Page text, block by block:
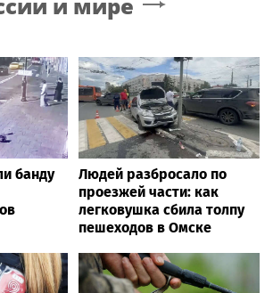
банду
Людей разбросало по
проезжей части: как
легковушка сбила толпу
пешеходов в Омске